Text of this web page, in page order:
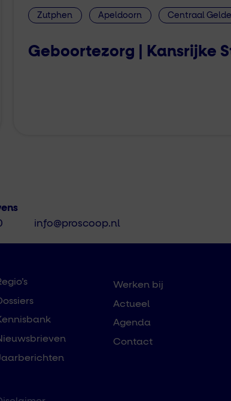
Zutphen Apeldoorn Centraal
Geboortezorg | Kansrijke
info@proscoop.nl
Werken bij
Actueel
Agenda
Contact